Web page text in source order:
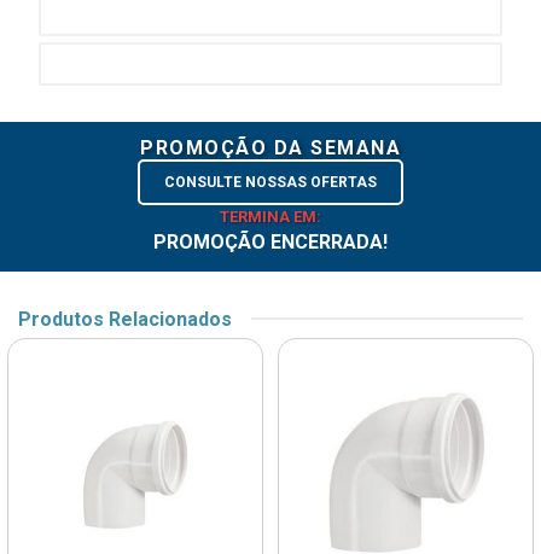
PROMOÇÃO DA SEMANA
CONSULTE NOSSAS OFERTAS
TERMINA EM:
PROMOÇÃO ENCERRADA!
Produtos Relacionados